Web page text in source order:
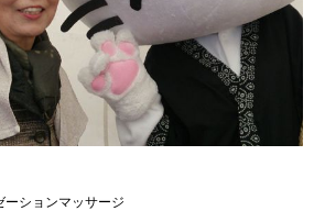
ーションマッサージ